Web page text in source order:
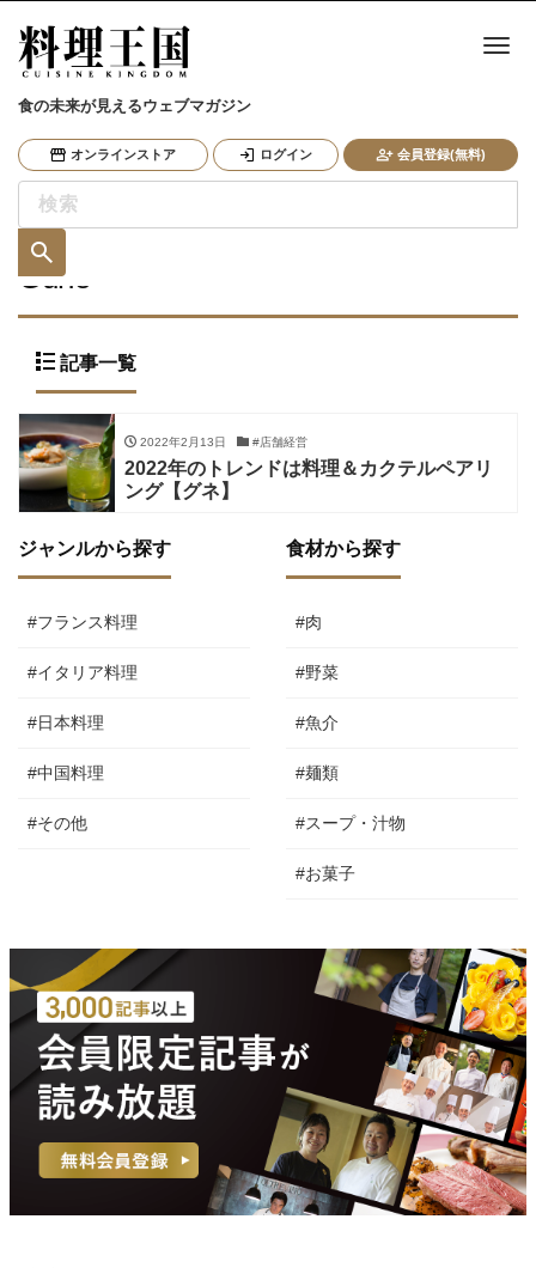
食の未来が見えるウェブマガジン
オンラインストア ログイン 会員登録(無料)
ナ
Gune
記事一覧
2022年2月13日 #店舗経営
2022年のトレンドは料理＆カクテルペアリ
ング【グネ】
ジャンルから探す
#フランス料理
#イタリア料理
#日本料理
#中国料理
#その他
食材から探す
#肉
#野菜
#魚介
#麺類
#スープ・汁物
#お菓子